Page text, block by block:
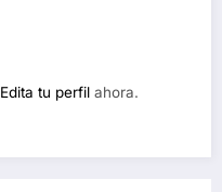
Edita tu perfil ahora.